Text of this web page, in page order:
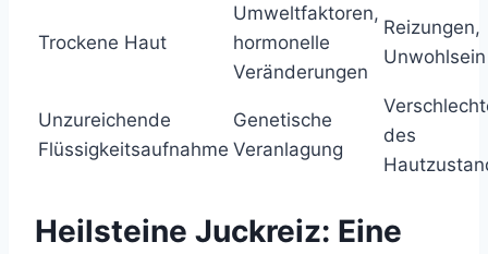
Trockene Haut
Umweltfaktoren,
hormonelle
Veränderungen
Reizungen,
Unwohlsein
Unzureichende
Flüssigkeitsaufnahme
Genetische
Veranlagung
des
Heilsteine Juckreiz: Eine